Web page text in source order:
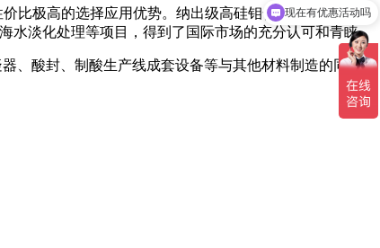
比极高的选择应用优势。纳出级高硅钼合金材料制造的
淡化处理等项目，得到了国际市场的充分认可和青睐。
、酸封、制酸生产线成套设备等与其他材料制造的同类
可以介绍下你们的产品么
现在有优惠活动吗